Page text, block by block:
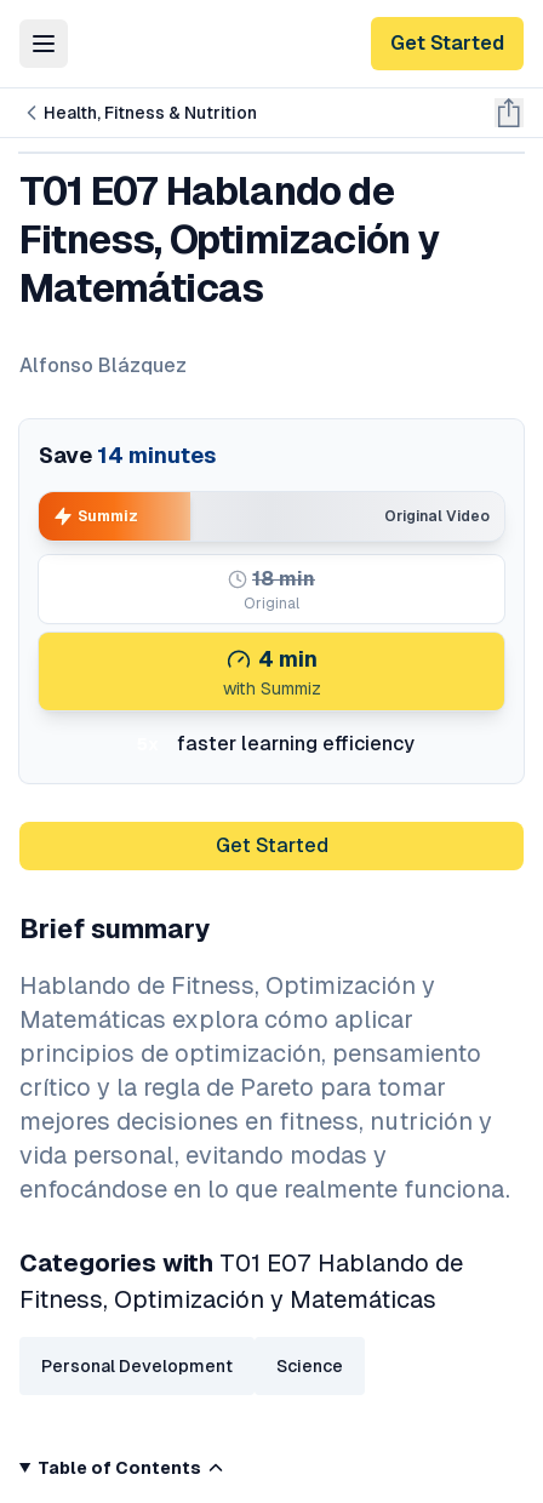
Toggle Menu Get Started
Health, Fitness & Nutrition
T01 E07 Hablando de
Fitness, Optimización y
Matemáticas
Alfonso Blázquez
Save 14 minutes
Original Video
Summiz
18min
Original
4 min
with Summiz
faster learning efficiency
Get Started
Brief summary
Hablando de Fitness, Optimización y
Matemáticas explora cómo aplicar
principios de optimización, pensamiento
crítico y la regla de Pareto para tomar
mejores decisiones en fitness, nutrición y
vida personal, evitando modas y
enfocándose en lo que realmente funciona.
Categories with T01 E07 Hablando de
Fitness, Optimización y Matemáticas
Personal Development Science
Table of Contents